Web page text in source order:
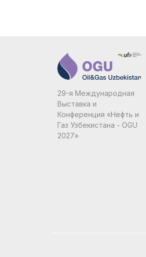
Барбадос
Беларусь
Белиз
29-я Международная
Выставка и
Конференция «Нефть и
Газ Узбекистана - OGU
2027»